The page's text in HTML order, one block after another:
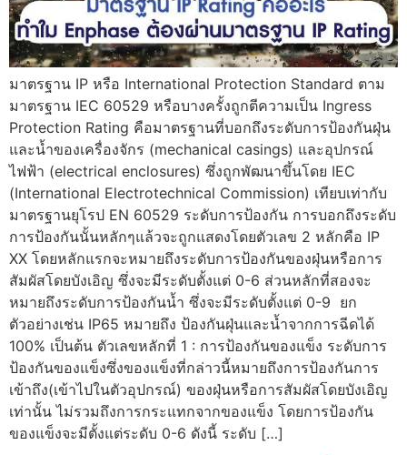
มาตรฐาน IP หรือ International Protection Standard ตาม
มาตรฐาน IEC 60529 หรือบางครั้งถูกตีความเป็น Ingress
Protection Rating คือมาตรฐานที่บอกถึงระดับการป้องกันฝุ่น
และน้ำของเครื่องจักร (mechanical casings) และอุปกรณ์
ไฟฟ้า (electrical enclosures) ซึ่งถูกพัฒนาขึ้นโดย IEC
(International Electrotechnical Commission) เทียบเท่ากับ
มาตรฐานยุโรป EN 60529 ระดับการป้องกัน การบอกถึงระดับ
การป้องกันนั้นหลักๆแล้วจะถูกแสดงโดยตัวเลข 2 หลักคือ IP
XX โดยหลักแรกจะหมายถึงระดับการป้องกันของฝุ่นหรือการ
สัมผัสโดยบังเอิญ ซึ่งจะมีระดับตั้งแต่ 0-6 ส่วนหลักที่สองจะ
หมายถึงระดับการป้องกันน้ำ ซึ่งจะมีระดับตั้งแต่ 0-9 ยก
ตัวอย่างเช่น IP65 หมายถึง ป้องกันฝุ่นและน้ำจากการฉีดได้
100% เป็นต้น ตัวเลขหลักที่ 1 : การป้องกันของแข็ง ระดับการ
ป้องกันของแข็งซึ่งของแข็งที่กล่าวนี้หมายถึงการป้องกันการ
เข้าถึง(เข้าไปในตัวอุปกรณ์) ของฝุ่นหรือการสัมผัสโดยบังเอิญ
เท่านั้น ไม่รวมถึงการกระแทกจากของแข็ง โดยการป้องกัน
ของแข็งจะมีตั้งแต่ระดับ 0-6 ดังนี้ ระดับ […]